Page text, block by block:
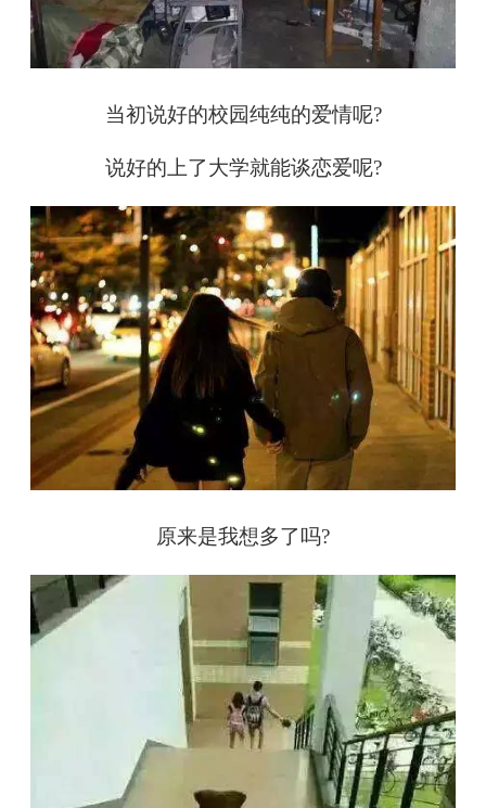
当初说好的校园纯纯的爱情呢?
说好的上了大学就能谈恋爱呢?
原来是我想多了吗?